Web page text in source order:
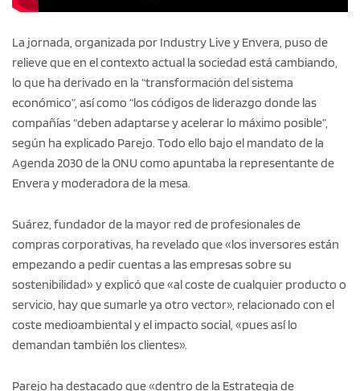
La jornada, organizada por Industry Live y Envera, puso de
relieve que en el contexto actual la sociedad está cambiando,
lo que ha derivado en la “transformación del sistema
económico”, así como “los códigos de liderazgo donde las
compañías “deben adaptarse y acelerar lo máximo posible”,
según ha explicado Parejo. Todo ello bajo el mandato de la
Agenda 2030 de la ONU como apuntaba la representante de
Envera y moderadora de la mesa.
Suárez, fundador de la mayor red de profesionales de
compras corporativas, ha revelado que «los inversores están
empezando a pedir cuentas a las empresas sobre su
sostenibilidad» y explicó que «al coste de cualquier producto o
servicio, hay que sumarle ya otro vector», relacionado con el
coste medioambiental y el impacto social, «pues así lo
demandan también los clientes».
Parejo ha destacado que «dentro de la Estrategia de